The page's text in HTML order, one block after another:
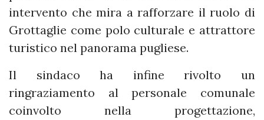
intervento che mira a rafforzare il ruolo di
Grottaglie come polo culturale e attrattore
turistico nel panorama pugliese.
Il sindaco ha infine rivolto un
ringraziamento al personale comunale
coinvolto nella progettazione,